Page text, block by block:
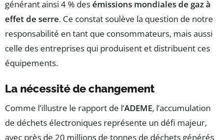
générant ainsi 4 % desémissions mondiales de gaz à
effet de serre. Ce constat soulève la question de notre
responsabilité en tant que consommateurs, mais aussi
celle des entreprises qui produisent et distribuent ces
équipements.
La nécessité de changement
Comme l’illustre le rapport de l’ADEME, l’accumulation
de déchets électroniques représente un défi majeur,
avec près de 20 millions de tonnes de déchets générés